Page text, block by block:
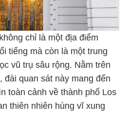
chỉ là một địa điểm
tiếng mà còn là một trung
vũ trụ sâu rộng. Nằm trên
đài quan sát này mang đến
toàn cảnh về thành phố Los
thiên nhiên hùng vĩ xung